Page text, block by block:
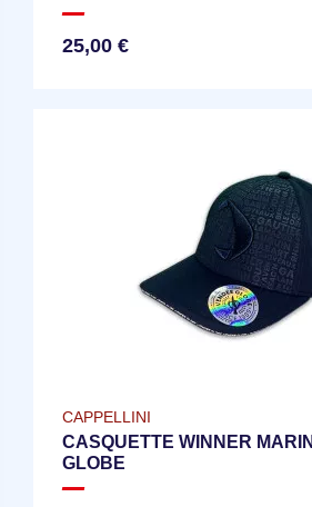
25,00 €
CAPPELLINI
CASQUETTE WINNER
GLOBE